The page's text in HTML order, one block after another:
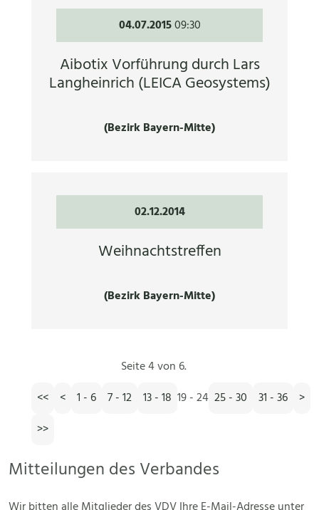
04.07.201509:30
Aibotix Vorführung durch Lars
Langheinrich (LEICA Geosystems)
(Bezirk Bayern-Mitte)
02.12.2014
Weihnachtstreffen
(Bezirk Bayern-Mitte)
Seite 4 von 6.
<<
< 1 - 6 7 - 12 13 - 18 19 - 24 25 - 30 31 - 36
>
>>
Mitteilungen des Verbandes